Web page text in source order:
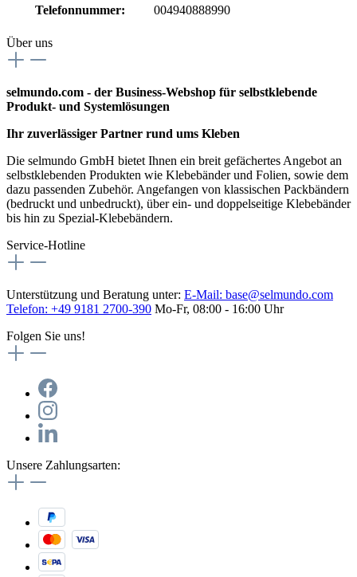
Telefonnummer:
004940888990
Über uns
selmundo.com - der Business-Webshop für selbstklebende
Produkt- und Systemlösungen
Ihr zuverlässiger Partner rund ums Kleben
Die selmundo GmbH bietet Ihnen ein breit gefächertes Angebot an
selbstklebenden Produkten wie Klebebänder und Folien, sowie dem
dazu passenden Zubehör. Angefangen von klassischen Packbändern
(bedruckt und unbedruckt), über ein- und doppelseitige Klebebänder
bis hin zu Spezial-Klebebändern.
Service-Hotline
Unterstützung und Beratung unter: E-Mail: base@selmundo.com
Telefon: +49 9181 2700-390 Mo-Fr, 08:00 - 16:00 Uhr
Folgen Sie uns!
Unsere Zahlungsarten: